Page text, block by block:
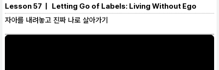
Lesson 57 | Letting Go of Labels: Living Without Ego
자아를 내려놓고 진짜 나로 살아가기